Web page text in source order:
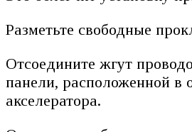
Разметьте свободные
Отсоедините жгут
панели, расположенной в
акселератора.